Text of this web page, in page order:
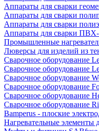
Аппараты для сварки
Аппараты для сварки
Аппараты для сварки
Аппараты для сварки
Промышленные
Люверсы для изделий из
Сварочное оборудование
Сварочное оборудование
Сварочное оборудование
Сварочное оборудование
Сварочное оборудование
Сварочное оборудование
Bamperus - плоские
Нагревательные элементы